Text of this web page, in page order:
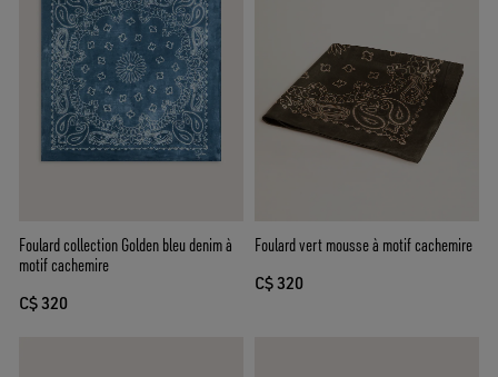
Foulard collection Golden bleu denim à
motif cachemire
C$ 320
Foulard vert mousse à motif cachemire
C$ 320